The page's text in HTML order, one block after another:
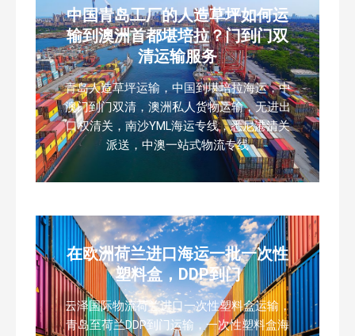
中国青岛工厂的人造草坪如何运
输到澳洲首都堪培拉？门到门双
清运输服务
青岛人造草坪运输，中国到堪培拉海运，中
澳门到门双清，澳洲私人货物运输，无进出
口权清关，南沙YML海运专线，悉尼港清关
派送，中澳一站式物流专线
在欧洲荷兰进口海运一批一次性
塑料盒，DDP到门
云泽国际物流荷兰进口一次性塑料盒运输，
青岛至荷兰DDP到门运输，一次性塑料盒海